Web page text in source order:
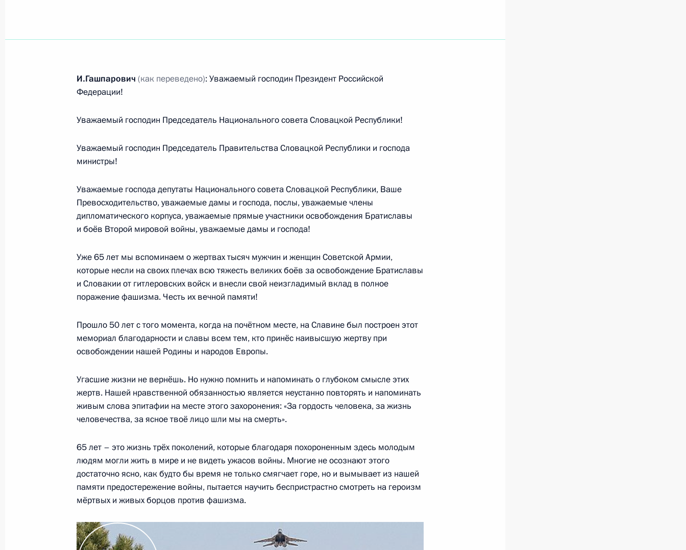
7 апреля 2010 года, среда
Дмитрий Медведев прибыл в Чехию
Выступления на торжественном мероприятии, посвящённом 65-
7 апреля 2010 года, 19:30 Братислава
Пресс-конференция по итогам российско-словацких переговоров
7 апреля 2010 года, 16:30 Братислава
Российско-словацкие переговоры
государственными наградами России и Словакии
7 апреля 2010 года, 15:00 Братислава
6 апреля 2010 года, вторник
Рабочая встреча с Председателем Правительства Республики
Хакасия Виктором Зиминым
6 апреля 2010 года, 17:30 Москва, Кремль
Рабочая встреча с Заместителем Председателя Правительства –
И.Гашпарович (как переведено): Уважаемый господин Президент Российской
Федерации!
Уважаемый господин Председатель Национального совета Словацкой Республики!
Уважаемый господин Председатель Правительства Словацкой Республики и господа
министры!
Уважаемые господа депутаты Национального совета Словацкой Республики, Ваше
Превосходительство, уважаемые дамы и господа, послы, уважаемые члены
дипломатического корпуса, уважаемые прямые участники освобождения Братиславы
и боёв Второй мировой войны, уважаемые дамы и господа!
Уже 65 лет мы вспоминаем о жертвах тысяч мужчин и женщин Советской Армии,
которые несли на своих плечах всю тяжесть великих боёв за освобождение Братиславы
и Словакии от гитлеровских войск и внесли свой неизгладимый вклад в полное
поражение фашизма. Честь их вечной памяти!
Прошло 50 лет с того момента, когда на почётном месте, на Славине был построен этот
мемориал благодарности и славы всем тем, кто принёс наивысшую жертву при
освобождении нашей Родины и народов Европы.
Угасшие жизни не вернёшь. Но нужно помнить и напоминать о глубоком смысле этих
жертв. Нашей нравственной обязанностью является неустанно повторять и напоминать
живым слова эпитафии на месте этого захоронения: «За гордость человека, за жизнь
человечества, за ясное твоё лицо шли мы на смерть».
65 лет – это жизнь трёх поколений, которые благодаря похороненным здесь молодым
людям могли жить в мире и не видеть ужасов войны. Многие не осознают этого
достаточно ясно, как будто бы время не только смягчает горе, но и вымывает из нашей
памяти предостережение войны, пытается научить беспристрастно смотреть на героизм
мёртвых и живых борцов против фашизма.